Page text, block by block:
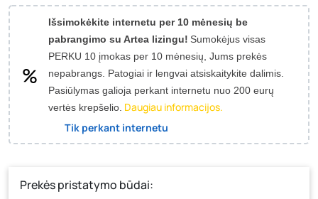
Išsimokėkite internetu per 10 mėnesių be
pabrangimo su Artea lizingu! Sumokėjus visas
PERKU 10 įmokas per 10 mėnesių, Jums prekės
nepabrangs. Patogiai ir lengvai atsiskaitykite dalimis.
Pasiūlymas galioja perkant internetu nuo 200 eurų
vertės krepšelio. Daugiau informacijos.
Tik perkant internetu
Prekės pristatymo būdai: